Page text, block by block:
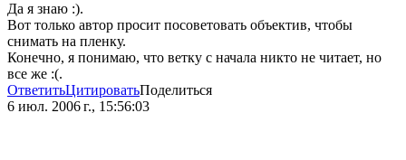
Да я знаю :).
Вот только автор просит посоветовать объектив, чтобы
снимать на пленку.
Конечно, я понимаю, что ветку с начала никто не читает, но
все же :(.
ОтветитьЦитироватьПоделиться
6 июл. 2006 г., 15:56:03